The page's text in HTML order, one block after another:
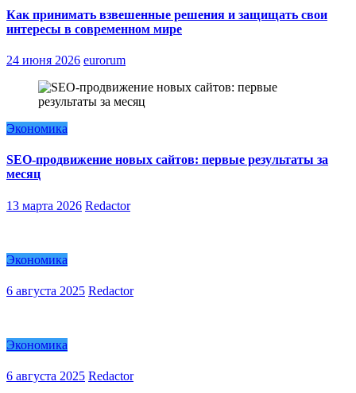
Как принимать взвешенные решения и защищать свои
интересы в современном мире
24 июня 2026 eurorum
Экономика
SEO-продвижение новых сайтов: первые результаты за
месяц
13 марта 2026 Redactor
Экономика
6 августа 2025 Redactor
Экономика
6 августа 2025 Redactor